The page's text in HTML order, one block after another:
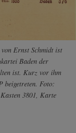
Ernst Schmidt ist
Baden der
ist. Kurz vor ihm
beigetreten. Foto:
3801, Karte